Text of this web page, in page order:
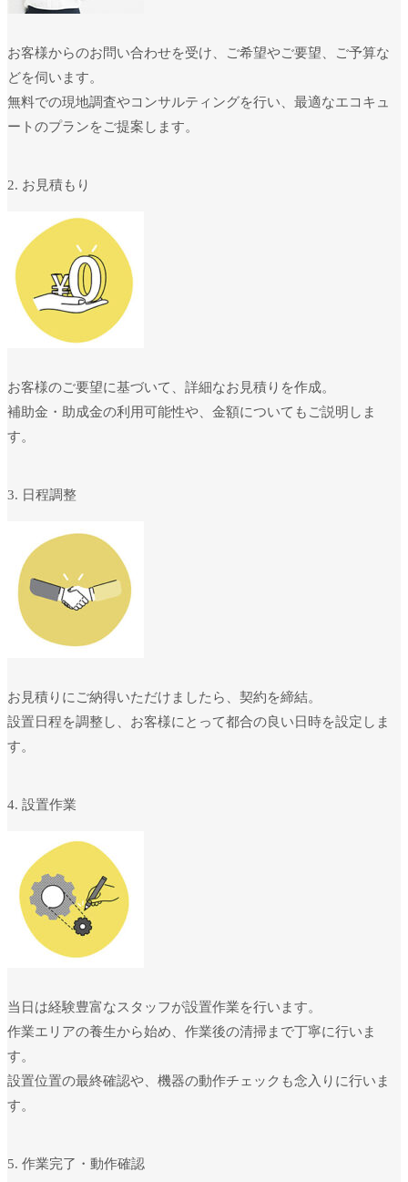
お客様からのお問い合わせを受け、ご希望やご要望、ご予算な
どを伺います。
無料での現地調査やコンサルティングを行い、最適なエコキュ
ートのプランをご提案します。
2. お見積もり
お客様のご要望に基づいて、詳細なお見積りを作成。
補助金・助成金の利用可能性や、金額についてもご説明しま
す。
3. 日程調整
お見積りにご納得いただけましたら、契約を締結。
設置日程を調整し、お客様にとって都合の良い日時を設定しま
す。
4. 設置作業
当日は経験豊富なスタッフが設置作業を行います。
作業エリアの養生から始め、作業後の清掃まで丁寧に行いま
す。
設置位置の最終確認や、機器の動作チェックも念入りに行いま
す。
5. 作業完了・動作確認